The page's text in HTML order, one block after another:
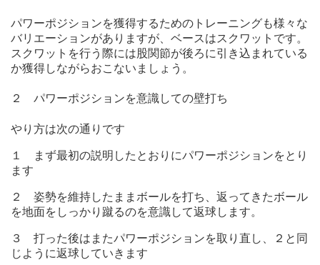
パワーポジションを獲得するためのトレーニングも様々な
バリエーションがありますが、ベースはスクワットです。
スクワットを行う際には股関節が後ろに引き込まれている
か獲得しながらおこないましょう。
２ パワーポジションを意識しての壁打ち
やり方は次の通りです
１ まず最初の説明したとおりにパワーポジションをとり
ます
２ 姿勢を維持したままボールを打ち、返ってきたボール
を地面をしっかり蹴るのを意識して返球します。
３ 打った後はまたパワーポジションを取り直し、２と同
じように返球していきます